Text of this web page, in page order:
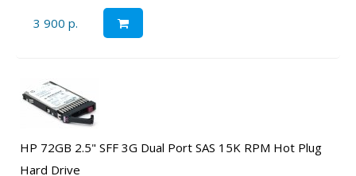
3 900 р.
HP 72GB 2.5" SFF 3G Dual Port SAS 15K RPM Hot Plug
Hard Drive